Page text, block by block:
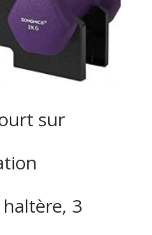
sur
haltère, 3